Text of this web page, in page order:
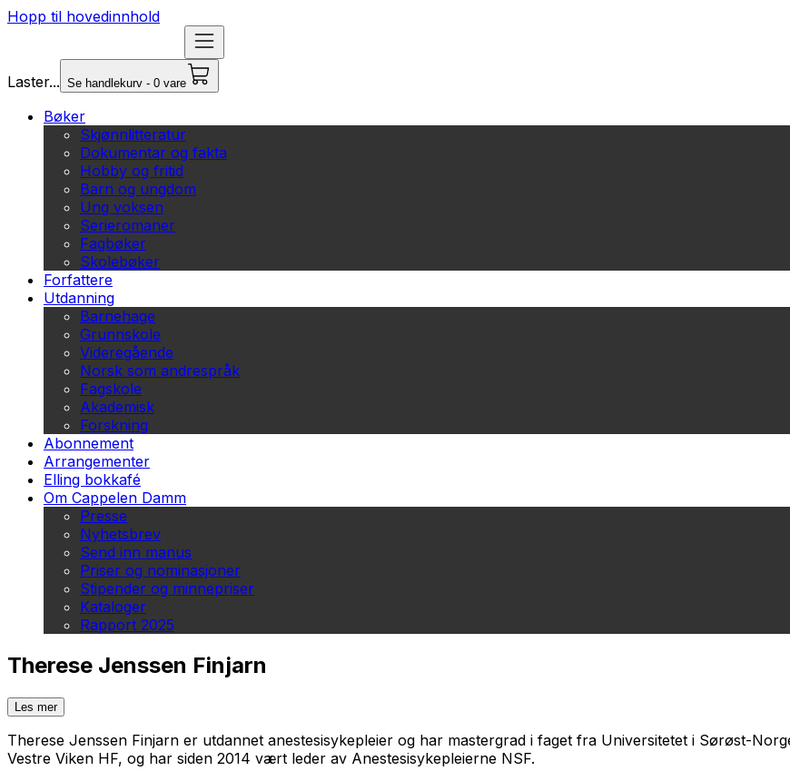
Hopp til hovedinnhold
Laster... Se handlekurv - 0 vare
Bøker
Skjønnlitteratur
Dokumentar og fakta
Hobby og fritid
Barn og ungdom
Ung voksen
Serieromaner
Fagbøker
Skolebøker
Forfattere
Utdanning
Barnehage
Grunnskole
Videregående
Norsk som andrespråk
Fagskole
Akademisk
Forskning
Abonnement
Arrangementer
Elling bokkafé
Om Cappelen Damm
Presse
Nyhetsbrev
Send inn manus
Priser og nominasjoner
Stipender og minnepriser
Kataloger
Rapport 2025
Therese Jenssen Finjarn
Les mer
Therese Jenssen Finjarn er utdannet anestesisykepleier og har mastergrad i faget fra Universitetet i Sørøst-
Vestre Viken HF, og har siden 2014 vært leder av Anestesisykepleierne NSF.